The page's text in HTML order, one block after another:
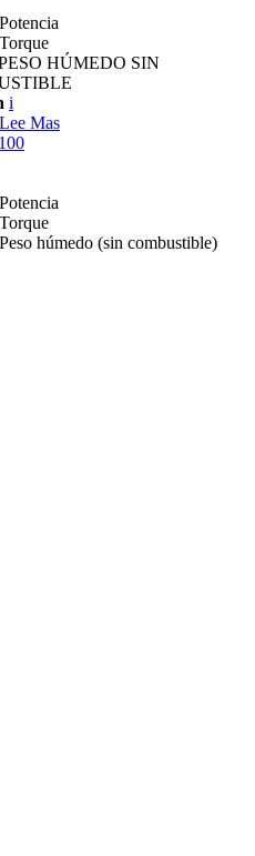
Potencia
Torque
HÚMEDO SIN
i
Lee Mas
Potencia
Torque
Peso húmedo (sin combustible)